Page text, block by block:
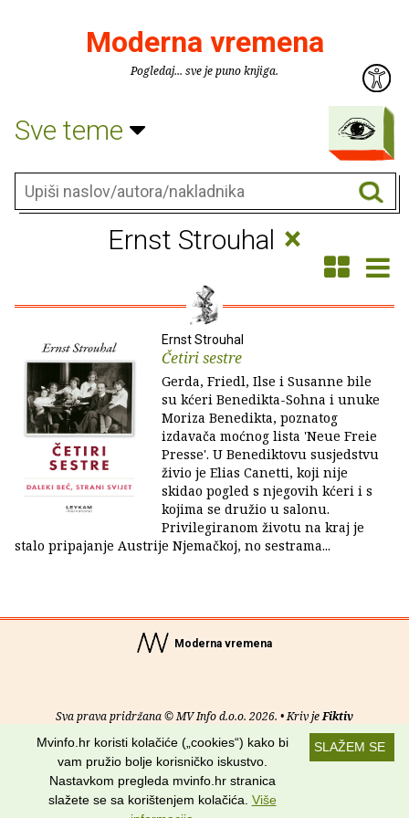
Moderna vremena
Pogledaj... sve je puno knjiga.
Sve teme
Ernst Strouhal ×
Ernst Strouhal
Četiri sestre
Gerda, Friedl, Ilse i Susanne bile
su kćeri Benedikta-Sohna i unuke
Moriza Benedikta, poznatog
izdavača moćnog lista 'Neue Freie
Presse'. U Benediktovu susjedstvu
živio je Elias Canetti, koji nije
skidao pogled s njegovih kćeri i s
kojima se družio u salonu.
Privilegiranom životu na kraj je
stalo pripajanje Austrije Njemačkoj, no sestrama...
Moderna vremena
Sva prava pridržana © MV Info d.o.o. 2026. • Kriv jeFiktiv
Uvjeti korištenja RSS kanali
Potraži nas na:
SLAŽEM SE
Mvinfo.hr koristi kolačiće („cookies“) kako bi
vam pružio bolje korisničko iskustvo.
Nastavkom pregleda mvinfo.hr stranica
slažete se sa korištenjem kolačića. Više